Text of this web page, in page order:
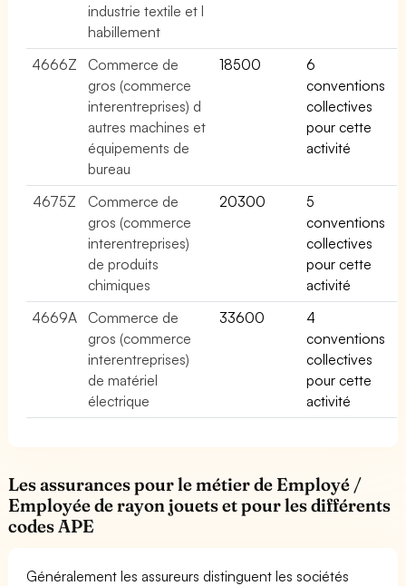
industrie textile et l
habillement
4666Z
Commerce de
gros (commerce
interentreprises) d
autres machines et
équipements de
bureau
18500
6
conventions
collectives
pour cette
activité
4675Z
Commerce de
gros (commerce
interentreprises)
de produits
chimiques
20300
5
conventions
collectives
pour cette
activité
4669A
Commerce de
gros (commerce
interentreprises)
de matériel
électrique
33600
4
conventions
collectives
pour cette
activité
Les assurances pour le métier de Employé /
Employée de rayon jouets et pour les différents
codes APE
Généralement les assureurs distinguent les sociétés